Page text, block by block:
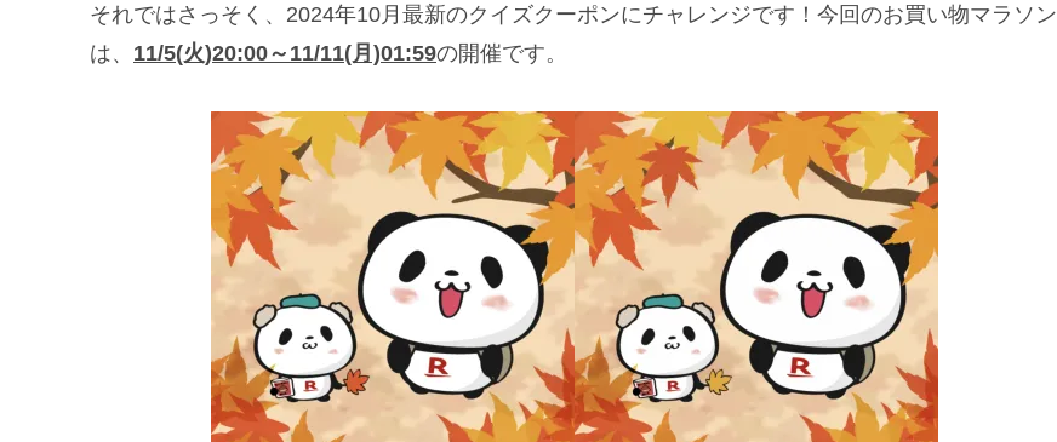
それではさっそく、2024年10月最新のクイズクーポンにチャレンジです！今回のお買い物マラソン
は、 11/5(火)20:00～11/11(月)01:59の開催です。